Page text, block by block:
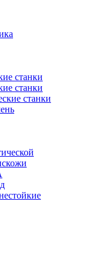
станки
станки
станки